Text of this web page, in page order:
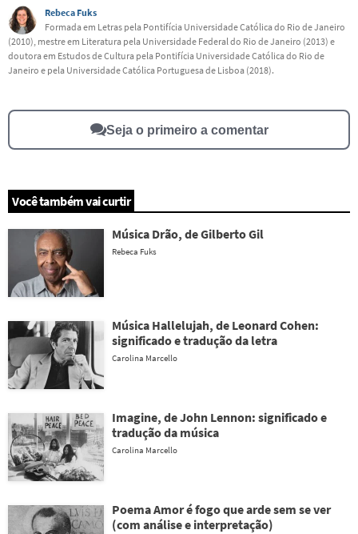
Este conteúdo contém informação incorreta
Este conteúdo não tem a informação que procuro
Rebeca Fuks
Formada em Letras pela Pontifícia Universidade Católica do Rio de Janeiro
(2010), mestre em Literatura pela Universidade Federal do Rio de Janeiro (2013) e
doutora em Estudos de Cultura pela Pontifícia Universidade Católica do Rio de
Janeiro e pela Universidade Católica Portuguesa de Lisboa (2018).
Seja o primeiro a comentar
Você também vai curtir
Música Drão, de Gilberto Gil
Rebeca Fuks
Música Hallelujah, de Leonard Cohen:
significado e tradução da letra
Carolina Marcello
Imagine, de John Lennon: significado e
tradução da música
Carolina Marcello
Poema Amor é fogo que arde sem se ver
(com análise e interpretação)